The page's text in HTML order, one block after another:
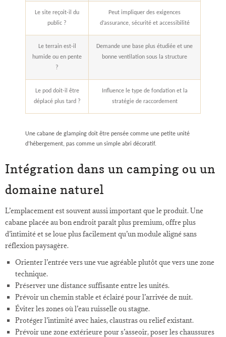
Le site reçoit-il du
public ?
Peut impliquer des exigences
d’assurance, sécurité et accessibilité
Le terrain est-il
humide ou en pente
?
Demande une base plus étudiée et une
bonne ventilation sous la structure
Le pod doit-il être
déplacé plus tard ?
Influence le type de fondation et la
stratégie de raccordement
Une cabane de glamping doit être pensée comme une petite unité
d’hébergement, pas comme un simple abri décoratif.
Intégration dans un camping ou un
domaine naturel
L’emplacement est souvent aussi important que le produit. Une
cabane placée au bon endroit paraît plus premium, offre plus
d’intimité et se loue plus facilement qu’un module aligné sans
réflexion paysagère.
Orienter l’entrée vers une vue agréable plutôt que vers une zone
technique.
Préserver une distance suffisante entre les unités.
Prévoir un chemin stable et éclairé pour l’arrivée de nuit.
Éviter les zones où l’eau ruisselle ou stagne.
Protéger l’intimité avec haies, claustras ou relief existant.
Prévoir une zone extérieure pour s’asseoir, poser les chaussures